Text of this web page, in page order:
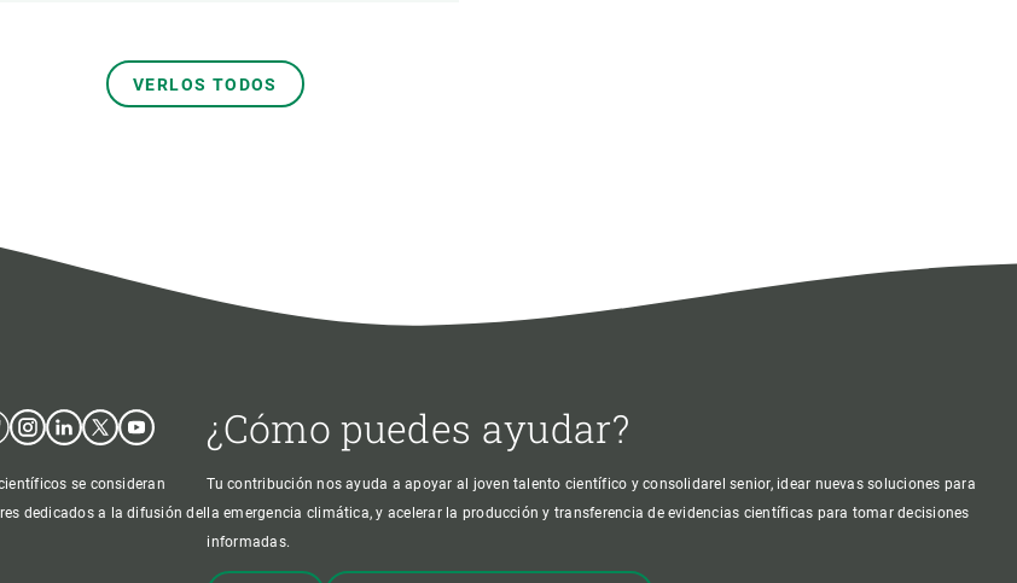
VERLOS TODOS
Instagram
LinkedinTwitterYoutube
se consideran
dedicados a la difusión del
¿Cómo puedes ayudar?
Tu contribución nos ayuda a apoyar al joven talento científico y consolidarel senior, idear nuevas soluciones para
la emergencia climática, y acelerar la producción y transferencia de evidencias científicas para tomar decisiones
informadas.